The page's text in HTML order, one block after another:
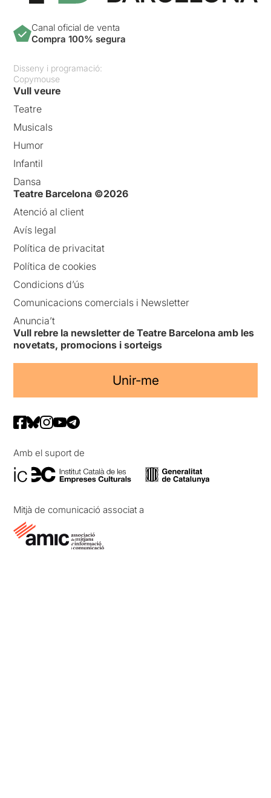
Canal oficial de venta
Compra 100% segura
Disseny i programació:
Copymouse
Vull veure
Teatre
Musicals
Humor
Infantil
Dansa
Teatre Barcelona ©2026
Atenció al client
Avís legal
Política de privacitat
Política de cookies
Condicions d’ús
Comunicacions comercials i Newsletter
Anuncia’t
Vull rebre la newsletter de Teatre Barcelona amb les
novetats, promocions i sorteigs
Unir-me
Amb el suport de
Mitjà de comunicació associat a